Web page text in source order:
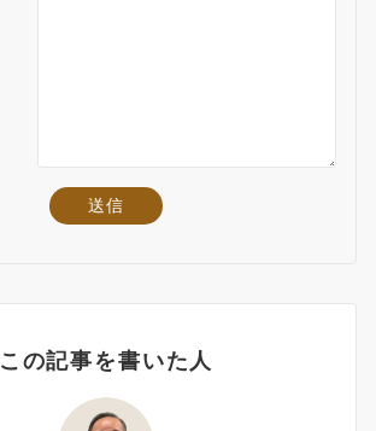
この記事を書いた人